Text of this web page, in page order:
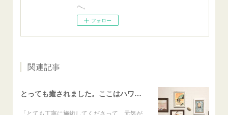
へ。
フォロー
関連記事
とっても癒されました。ここはハワイかな？と思いました
「とても丁寧に施術してくださって、元気が